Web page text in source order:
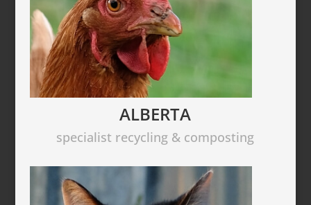
ALBERTA
specialist recycling & composting